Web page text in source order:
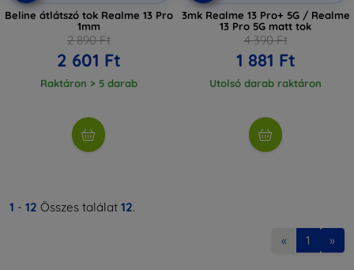
Beline átlátszó tok Realme 13 Pro
1mm
2 890 Ft
2 601 Ft
Raktáron > 5 darab
3mk Realme 13 Pro+ 5G / Realme
13 Pro 5G matt tok
4 390 Ft
1 881 Ft
Utolsó darab raktáron
1 - 12 Összes találat 12.
« 1 »